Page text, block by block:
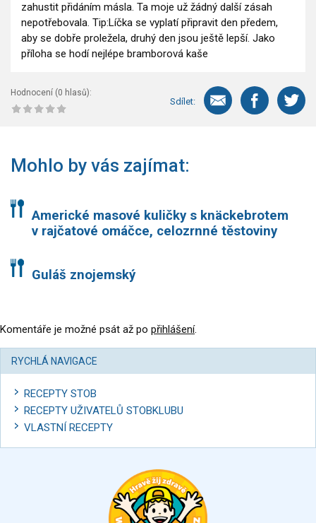
zahustit přidáním másla. Ta moje už žádný další zásah
nepotřebovala. Tip:Líčka se vyplatí připravit den předem,
aby se dobře proležela, druhý den jsou ještě lepší. Jako
příloha se hodí nejlépe bramborová kaše
Hodnocení (0 hlasů):
Sdílet:
Mohlo by vás zajímat:
Americké masové kuličky s knäckebrotem
v rajčatové omáčce, celozrnné těstoviny
Guláš znojemský
Komentáře je možné psát až po přihlášení.
RYCHLÁ NAVIGACE
RECEPTY STOB
RECEPTY UŽIVATELŮ STOBKLUBU
VLASTNÍ RECEPTY